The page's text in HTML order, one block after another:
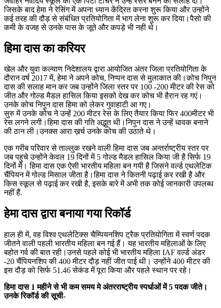
जिसके बाद हेमा ने रेसिंग में अपना ध्यान केंद्रित करना शुरू किया और उन्होंने
कई तरह की दौड़ से संबंधित प्रतियोगिता में भाग लेना शुरू कर दिया।पैसो की
कमी के वजह से उनके पास के जूते और कपड़े भी नही थे।
हिमा दास का करियर
खेल और युवा कल्याण निदेशालय द्वारा आयोजित अंतर जिला प्रतियोगिता के
दौरान वर्ष 2017 में, हेमा ने अपने कोच, निप्पन दास से मुलाकात की।कोच निपुन
दास की सलाह मान कर जब उन्होंने जिला स्तर पर 100 -200 मीटर की रेस को
जीत और गोल्ड मैडल हासिल किया इसको देख कर कोच भी हैरान रह गएं।
उनके कोच निपुन दास हिमा को लेकर गुवाहाटी आ गए।
सुरु में उनके कोच ने उन्हें 200 मीटर रेस के लिए तैयार किया फिर 400मीटर भी
रेस लगने लगी।हिमा दास की गति अद्भुत थी।निपुन दास ने उन्हें धावक बनाने
की ठान ली।उनक्स आरा ख़र्च उनके कोच की उठाते थे।
एक गरीब परिवार से ताल्लुक रखने वाली हिमा दास जब अन्तर्राष्ट्रीय स्तर पर
जब पहुचे उन्होंने केवल 19 दिनों में 5 गोल्ड मैडल हासिल किया जी है सिर्फ 19
दिनों में। हिमा दास एक ऐसी भारतीय महिला बन गयी है जिसने वर्ल्ड एथलेटिक
चैंपियन में गोल्ड मिसाल जीता है।हिमा दास ने कितनी पढ़ाई कर रखी है और
किस स्कूल से पढ़ाई कर रखी है, इसके बारे में अभी तक कोई जानकारी उपलब्ध
नहीं हैं.
हेमा दास द्वारा बनाया गया रिकॉर्ड
हाल ही में, वह विश्व एथलेटिक्स चैम्पियनशिप ट्रैक प्रतियोगिता में स्वर्ण पदक
जीतने वाली पहली भारतीय महिला बन गई हैं। यह भारतीय महिलाओं के लिए
बहोत गर्व की बात रही।उनसे पहले कोई भी भारतीय महिला IAF वर्ल्ड अंडर
-20 चैंपियनशिप की 400 मीटर दौड़ नहीं जीत पाई थी। उन्होंने 400 मीटर की
इस दौड़ को सिर्फ 51.46 सेकंड में पूरा किया और पहले स्थान पर रहे।
हिमा दास 1 महीने से भी कम समय मे अंतरराष्ट्रीय स्पर्धाओं में 5 पदक जीते।
उनके रिकॉर्ड की सूची-